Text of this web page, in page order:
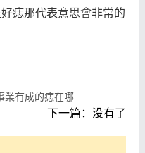
痣那代表意思會非常的
業有成的痣在哪
下一篇：没有了